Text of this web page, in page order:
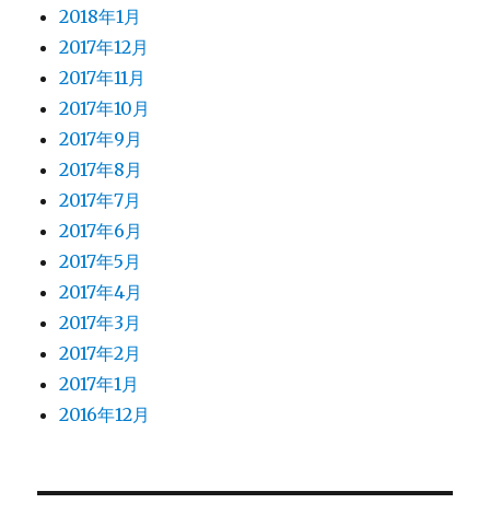
2018年1月
2017年12月
2017年11月
2017年10月
2017年9月
2017年8月
2017年7月
2017年6月
2017年5月
2017年4月
2017年3月
2017年2月
2017年1月
2016年12月